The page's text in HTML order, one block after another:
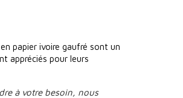
papier ivoire gaufré sont un
appréciés pour leurs
à votre besoin, nous